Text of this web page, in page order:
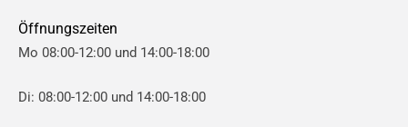
Öffnungszeiten
Mo 08:00-12:00 und 14:00-18:00
Di: 08:00-12:00 und 14:00-18:00